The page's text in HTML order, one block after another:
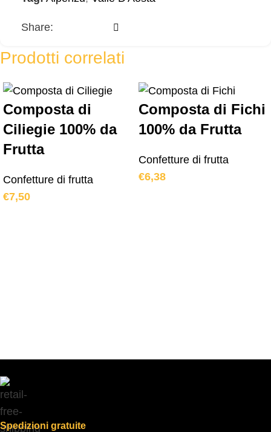
Share:
Prodotti correlati
Composta di
Ciliegie 100% da
Frutta
Confetture di frutta
€7,50
Composta di Fichi
100% da Frutta
Confetture di frutta
€6,38
Spedizioni gratuite